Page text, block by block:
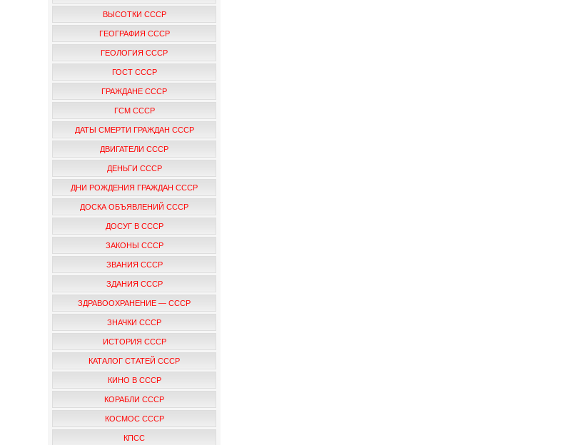
ВЫСОТКИ СССР
ГЕОГРАФИЯ СССР
ГЕОЛОГИЯ СССР
ГОСТ СССР
ГРАЖДАНЕ СССР
ГСМ СССР
ДАТЫ СМЕРТИ ГРАЖДАН СССР
ДВИГАТЕЛИ СССР
ДЕНЬГИ СССР
ДНИ РОЖДЕНИЯ ГРАЖДАН СССР
ДОСКА ОБЪЯВЛЕНИЙ СССР
ДОСУГ В СССР
ЗАКОНЫ СССР
ЗВАНИЯ СССР
ЗДАНИЯ СССР
ЗДРАВООХРАНЕНИЕ — СССР
ЗНАЧКИ СССР
ИСТОРИЯ СССР
КАТАЛОГ СТАТЕЙ СССР
КИНО В СССР
КОРАБЛИ СССР
КОСМОС СССР
КПСС